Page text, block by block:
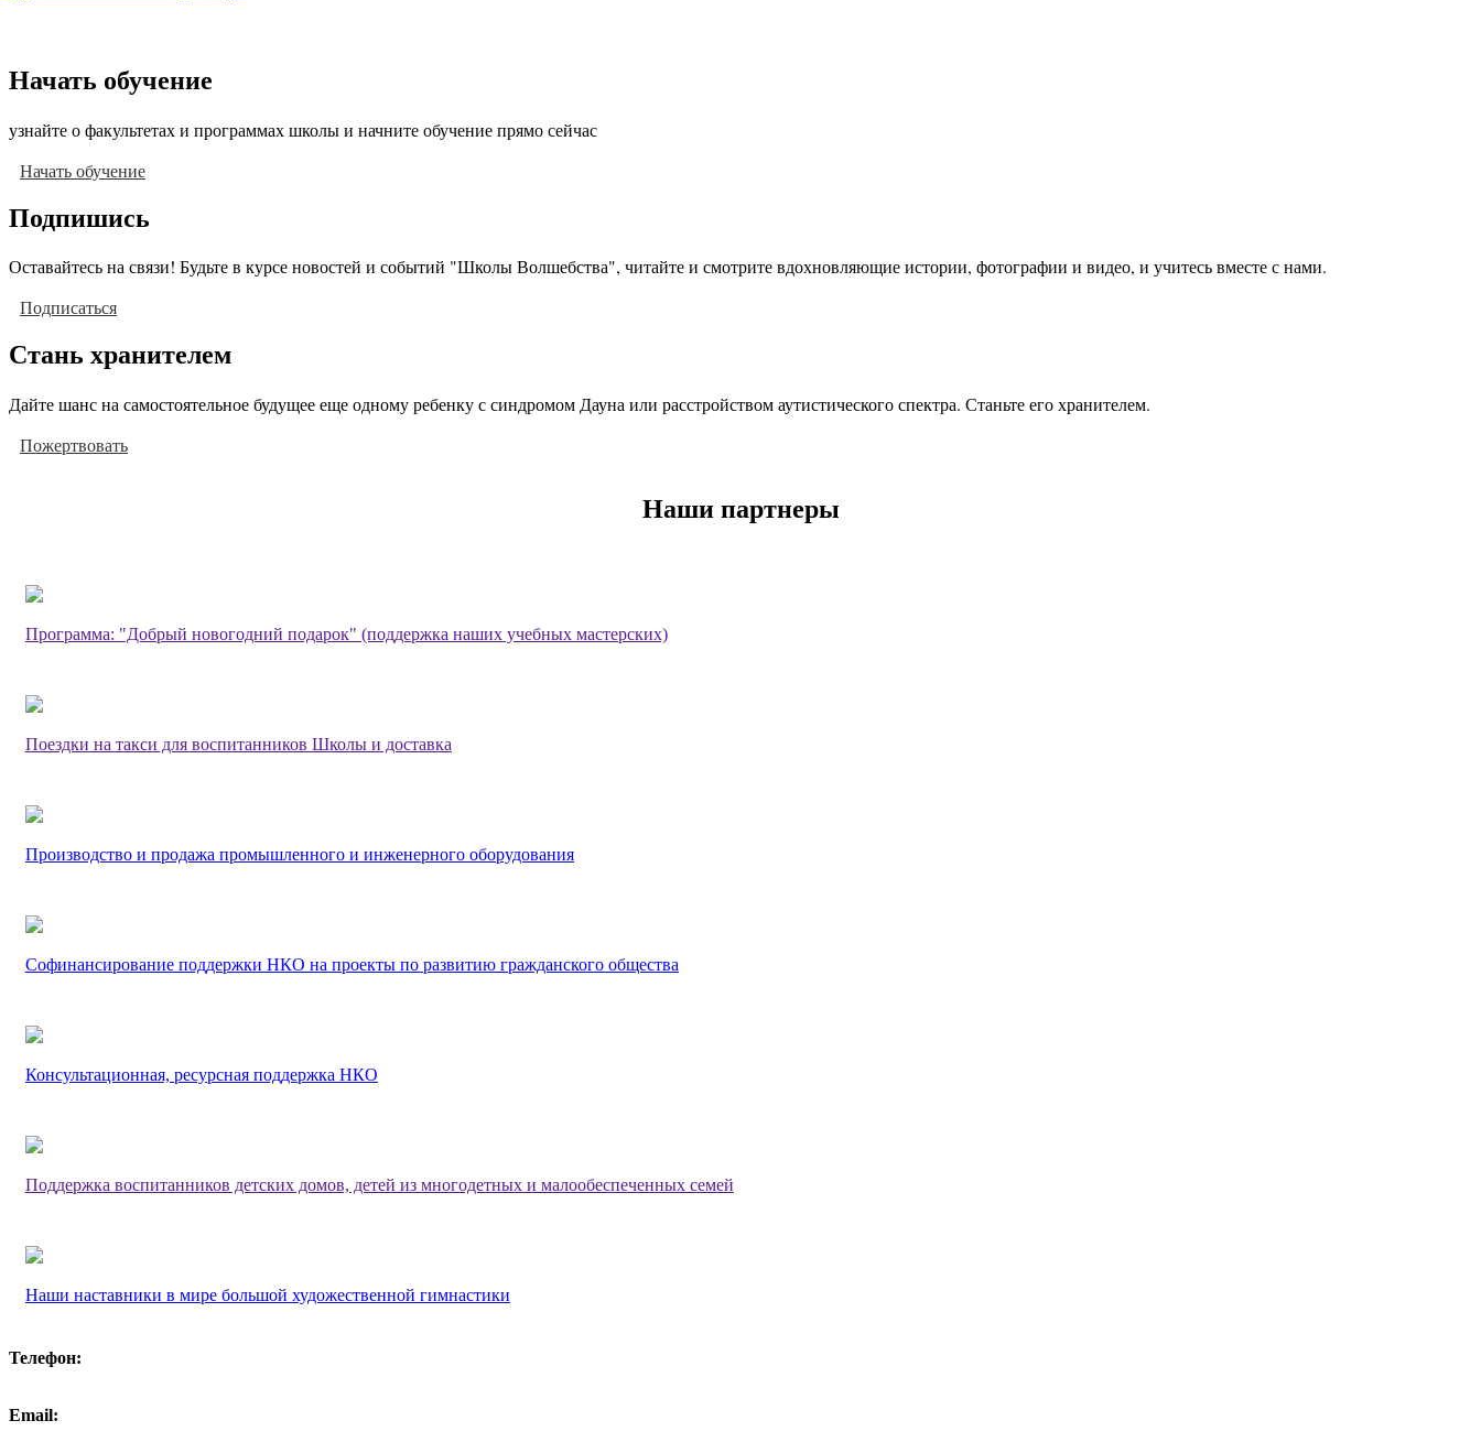
Начать обучение
узнайте о факультетах и программах школы и начните обучение прямо сейчас
Начать обучение
Подпишись
Оставайтесь на связи! Будьте в курсе новостей и событий "Школы Волшебства", читайте и смотрите вдохновляющие истории, фотографии и видео, и учитесь вместе с нами.
Подписаться
Стань хранителем
Дайте шанс на самостоятельное будущее еще одному ребенку с синдромом Дауна или расстройством аутистического спектра. Станьте его хранителем.
Пожертвовать
Наши партнеры
Программа: "Добрый новогодний подарок" (поддержка наших учебных мастерских)
Поездки на такси для воспитанников Школы и доставка
Производство и продажа промышленного и инженерного оборудования
Софинансирование поддержки НКО на проекты по развитию гражданского общества
Консультационная, ресурсная поддержка НКО
Поддержка воспитанников детских домов, детей из многодетных и малообеспеченных семей
Наши наставники в мире большой художественной гимнастики
Телефон:
Email: